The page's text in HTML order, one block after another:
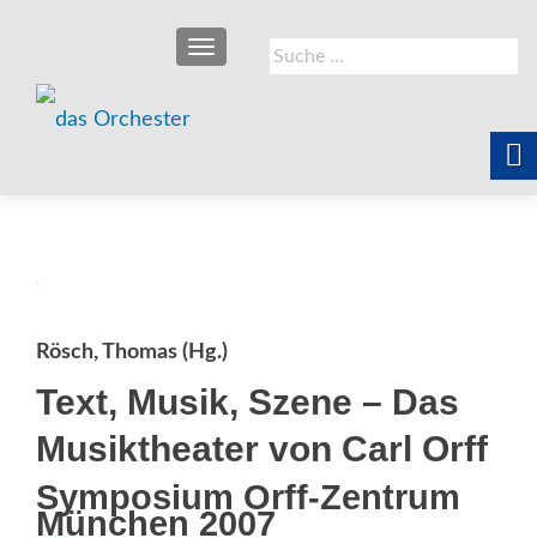
Suche
nach:
SCHALTE NAVIGATION
Rösch, Thomas (Hg.)
Text, Musik, Szene – Das
Musiktheater von Carl Orff
Symposium Orff-Zentrum
München 2007